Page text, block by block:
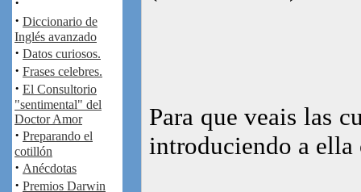
· Diccionario de
Inglés avanzado
· Datos curiosos.
· Frases celebres.
· El Consultorio
"sentimental" del
Doctor Amor
· Preparando el
cotillón
· Anécdotas
· Premios Darwin
Para que veais las
introduciendo a ella